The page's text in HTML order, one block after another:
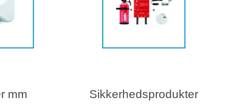
mm Sikkerhedsprodukter